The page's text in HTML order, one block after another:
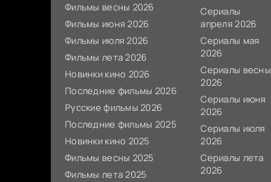
Фильмы весны 2026
Фильмы июня 2026
Фильмы июля 2026
Фильмы лета 2026
Новинки кино 2026
Последние фильмы 2026
Русские фильмы 2026
Последние фильмы 2025
Новинки кино 2025
Фильмы весны 2025
Фильмы лета 2025
Сериалы
апреля 2026
Сериалы мая
2026
Сериалы весны
2026
Сериалы июня
2026
Сериалы июля
2026
Сериалы лета
2026